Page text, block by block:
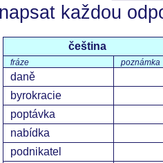
napsat každou
čeština
fráze poznámka
daně
byrokracie
poptávka
nabídka
podnikatel